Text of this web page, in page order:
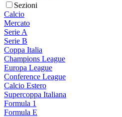
Sezioni
Calcio
Mercato
Serie A
Serie B
Coppa Italia
Champions League
Europa League
Conference League
Calcio Estero
Supercoppa Italiana
Formula 1
Formula E